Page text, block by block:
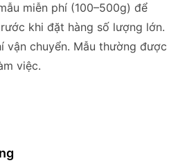
miễn phí (100–500g) để
khi đặt hàng số lượng lớn.
vận chuyển. Mẫu thường được
việc.